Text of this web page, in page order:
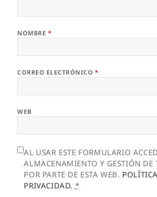
NOMBRE *
CORREO ELECTRÓNICO *
WEB
AL USAR ESTE FORMULARIO
ALMACENAMIENTO Y GESTIÓN DE
POR PARTE DE ESTA WEB.
PRIVACIDAD. *